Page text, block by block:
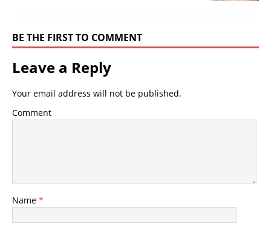
BE THE FIRST TO COMMENT
Leave a Reply
Your email address will not be published.
Comment
Name *